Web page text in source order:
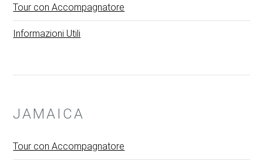
Tour con Accompagnatore
Informazioni Utili
JAMAICA
Tour con Accompagnatore